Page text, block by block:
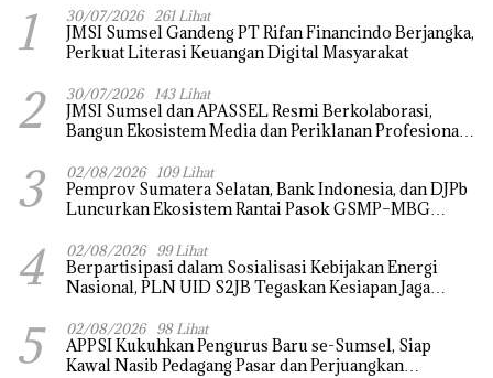
1 30/07/2026 261 Lihat
JMSI Sumsel Gandeng PT Rifan Financindo Berjangka,
Perkuat Literasi Keuangan Digital Masyarakat
2 30/07/2026 143 Lihat
JMSI Sumsel dan APASSEL Resmi Berkolaborasi,
Bangun Ekosistem Media dan Periklanan Profesional
3 02/08/2026 109 Lihat
Pemprov Sumatera Selatan, Bank Indonesia, dan DJPb
Luncurkan Ekosistem Rantai Pasok GSMP–MBG
Inflasi
4 02/08/2026 99 Lihat
Berpartisipasi dalam Sosialisasi Kebijakan Energi
Nasional, PLN UID S2JB Tegaskan Kesiapan Jaga
5 02/08/2026 98 Lihat
APPSI Kukuhkan Pengurus Baru se-Sumsel, Siap
Kawal Nasib Pedagang Pasar dan Perjuangkan